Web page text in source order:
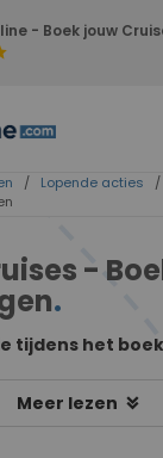
- Boek jouw
/ Lopende acties /
-
.
tijdens het
Meer lezen keyboard_double_arrow_down